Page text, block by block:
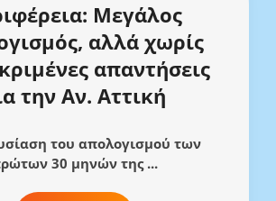
Μεγάλος
αλλά χωρίς
απαντήσεις
την Αν. Αττική
του απολογισμού των
30 μηνών της ...